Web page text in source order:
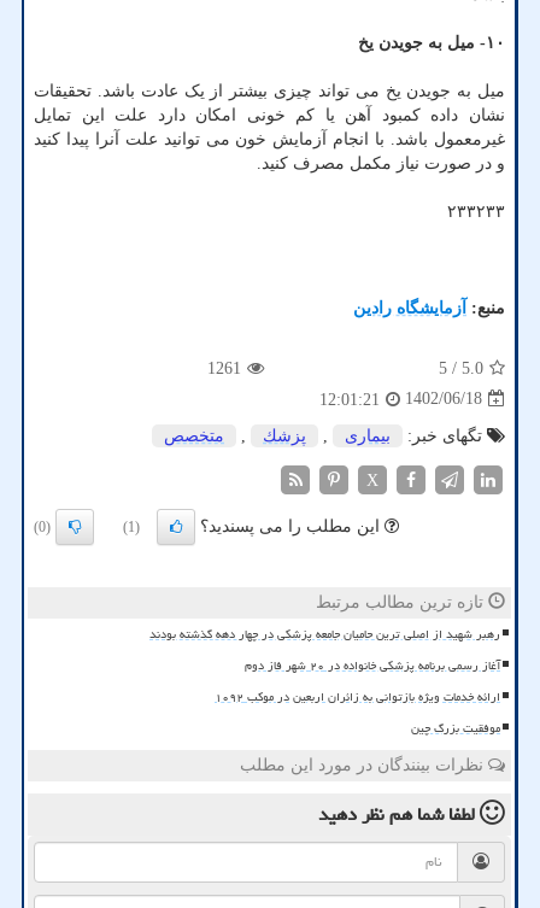
۱۰- میل به جویدن یخ
میل به جویدن یخ می تواند چیزی بیشتر از یک عادت باشد. تحقیقات
نشان داده کمبود آهن یا کم خونی امکان دارد علت این تمایل
غیرمعمول باشد. با انجام آزمایش خون می توانید علت آنرا پیدا کنید
و در صورت نیاز مکمل مصرف کنید.
۲۳۳۲۳۳
منبع: آزمایشگاه رادین
5.0
/ 5
1261
1402/06/18
12:01:21
تگهای خبر:
بیماری پزشك متخصص
X
این مطلب را می پسندید؟ (1)
(0)
تازه ترین مطالب مرتبط
رهبر شهید از اصلی ترین حامیان جامعه پزشکی در چهار دهه گذشته بودند
آغاز رسمی برنامه پزشکی خانواده در ۲۰ شهر فاز دوم
ارائه خدمات ویژه بازتوانی به زائران اربعین در موکب ۱۰۹۲
موفقیت بزرگ چین
نظرات بینندگان در مورد این مطلب
لطفا شما همنظر دهید